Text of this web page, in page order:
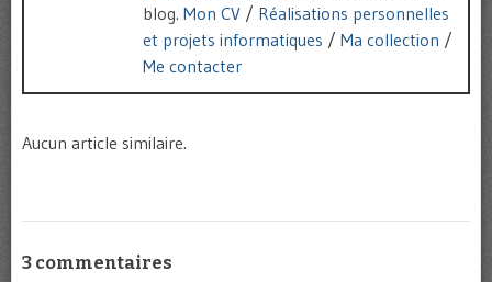
blog. Mon CV / Réalisations personnelles
et projets informatiques / Ma collection /
Me contacter
Aucun article similaire.
3 commentaires